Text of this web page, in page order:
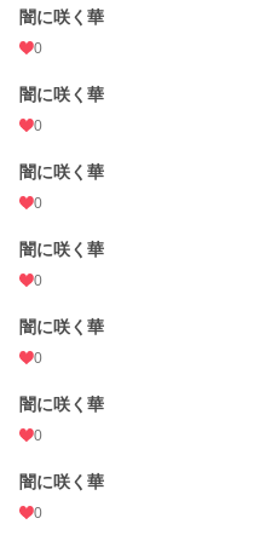
闇に咲く華
0
闇に咲く華
0
闇に咲く華
0
闇に咲く華
0
闇に咲く華
0
闇に咲く華
0
闇に咲く華
0